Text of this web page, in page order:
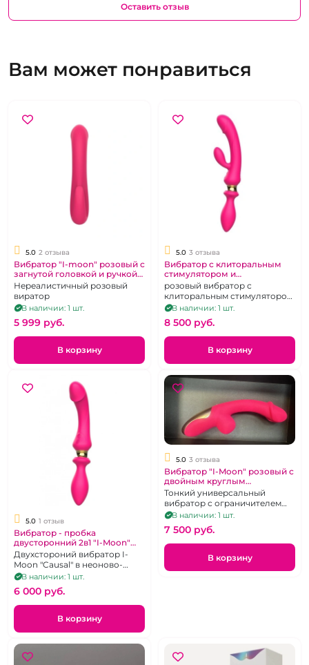
Оставить отзыв
Вам может понравиться
5.0 2 отзыва
Вибратор "I-moon" розовый с
загнутой головкой и ручкой
кольцом
Нереалистичный розовый
виратор
В наличии: 1 шт.
5 999 pуб.
В корзину
5.0 3 отзыва
Вибратор с клиторальным
стимулятором и
вибрирующей ручкой -
пробкой "I-Moon" розовый
розовый вибратор с
клиторальным стимулятором
и анальной пробкой -
двусторонний
В наличии: 1 шт.
8 500 pуб.
В корзину
5.0 1 отзыв
Вибратор - пробка
двусторонний 2в1 "I-Moon"
розовый
Двухстороний вибратор I-
Moon "Causal" в неоново-
розовой расцветке
В наличии: 1 шт.
6 000 pуб.
В корзину
5.0 3 отзыва
Вибратор "I-Moon" розовый с
двойным круглым
клиторальным
стимулятором
Тонкий универсальный
вибратор с ограничителем
(клиторальным
стимулятором) в виде
мошонки
В наличии: 1 шт.
7 500 pуб.
В корзину